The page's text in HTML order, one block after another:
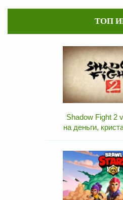
ТОП
Shadow Fight 2
на деньги,